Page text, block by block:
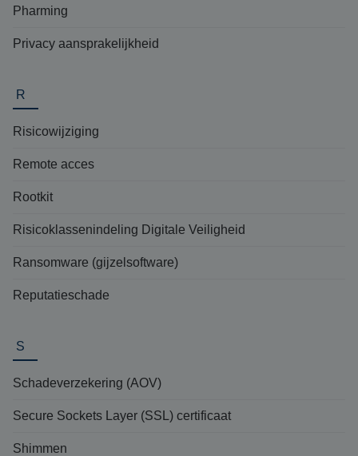
Pharming
Privacy aansprakelijkheid
R
Risicowijziging
Remote acces
Rootkit
Risicoklassenindeling Digitale Veiligheid
Ransomware (gijzelsoftware)
Reputatieschade
S
Schadeverzekering (AOV)
Secure Sockets Layer (SSL) certificaat
Shimmen